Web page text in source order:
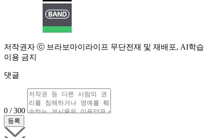
저작권자 ⓒ 브라보마이라이프 무단전재 및 재배포, AI학습
이용 금지
댓글
0 / 300